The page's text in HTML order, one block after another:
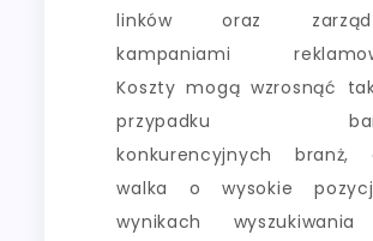
linków oraz
kampaniami
Koszty mogą wzrosnąć
przypadku
konkurencyjnych branż,
walka o wysokie
wynikach